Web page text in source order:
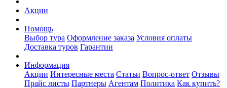
Акции
Помощь
Выбор тура Оформление заказа Условия оплаты
Доставка туров Гарантии
Информация
Акции Интересные места Статьи Вопрос-ответ Отзывы
Прайс листы Партнеры Агентам Политика Как купить?